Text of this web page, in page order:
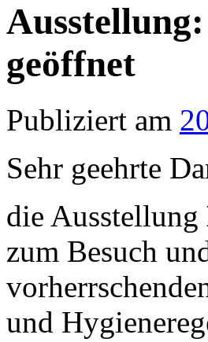
geöffnet
Publiziert am
Sehr geehrte
die Ausstellung
zum Besuch
und